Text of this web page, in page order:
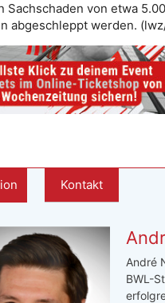
Sachschaden von etwa
abgeschleppt werden.
Kontakt
André
BWL-